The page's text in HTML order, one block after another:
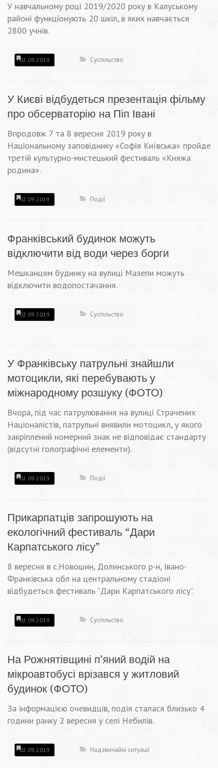
У навчальному році 2019/2020 року в Калуському
районі функціонують 20 шкіл, в яких навчається
2800 учнів.
02.09.2019 Суспільство
У Києві відбудеться презентація фільму
про обсерваторію на Піп Івані
Впродовж 7 та 8 вересня 2019 року в
Національному заповіднику «Софія Київська» пройде
третій культурно-мистецький фестиваль «Княжа
родина».
02.09.2019 Події
Франківський будинок можуть
відключити від води через борги
Мешканцям будинку на вулиці Мазепи можуть
відключити водопостачання.
02.09.2019 Суспільство
У Франківську патрульні знайшли
мотоцикли, які перебувають у
міжнародному розшуку (ФОТО)
Вчора, під час патрулювання на вулиці Страчених
Націоналістів, патрульні виявили мотоцикл, у якого
закріплений номерний знак не відповідає стандарту
(відсутні голографічні елементи).
02.09.2019 Події
Прикарпатців запрошують на
екологічний фестиваль “Дари
Карпатського лісу”
8 вересня в с.Новошин, Долинського р-н, Івано-
Франківська обл на центральному стадіоні
відбудеться фестиваль “Дари Карпатського лісу”.
02.09.2019 Суспільство
На Рожнятівщині п’яний водій на
мікроавтобусі врізався у житловий
будинок (ФОТО)
За інформацією очевидців, подія сталася близько 4
години ранку 2 вересня у селі Небилів.
02.09.2019 Надзвичайні ситуації